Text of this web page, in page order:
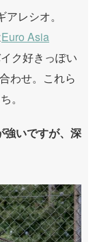
レシオ。
Euro Asia
ク好きっぽい
わせ。これら
。
強いですが、深